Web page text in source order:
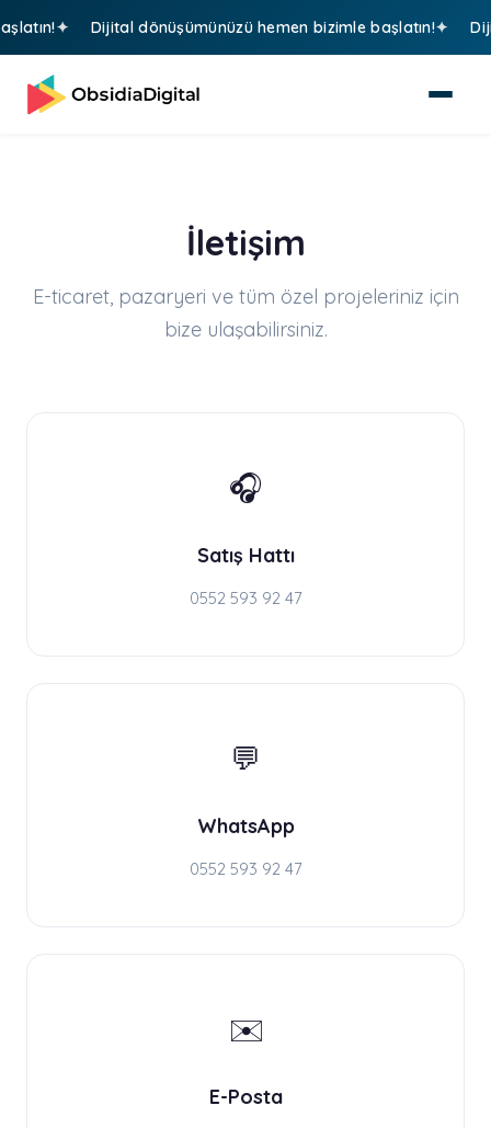
Dijital dönüşümünüzü hemen bizimle başlatın!
İletişim
E-ticaret, pazaryeri ve tüm özel projeleriniz için
bize ulaşabilirsiniz.
🎧
Satış Hattı
0552 593 92 47
💬
WhatsApp
0552 593 92 47
✉️
E-Posta